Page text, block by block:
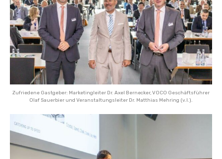
Zufriedene Gastgeber: Marketingleiter Dr. Axel Bernecker, VOCO Geschäftsführer
Olaf Sauerbier und Veranstaltungsleiter Dr. Matthias Mehring (v.l.).